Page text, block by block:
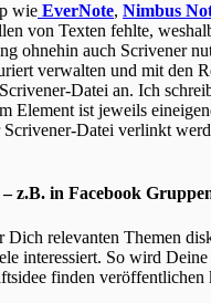
wie EverNote, Nimbus
von Texten fehlte,
ohnehin auch Scrivener
verwalten und mit den
Datei an. Ich
Element ist jeweils
Scrivener-Datei verlinkt
z.B. in Facebook
Dich relevanten Themen
interessiert. So wird
finden veröffentlichen